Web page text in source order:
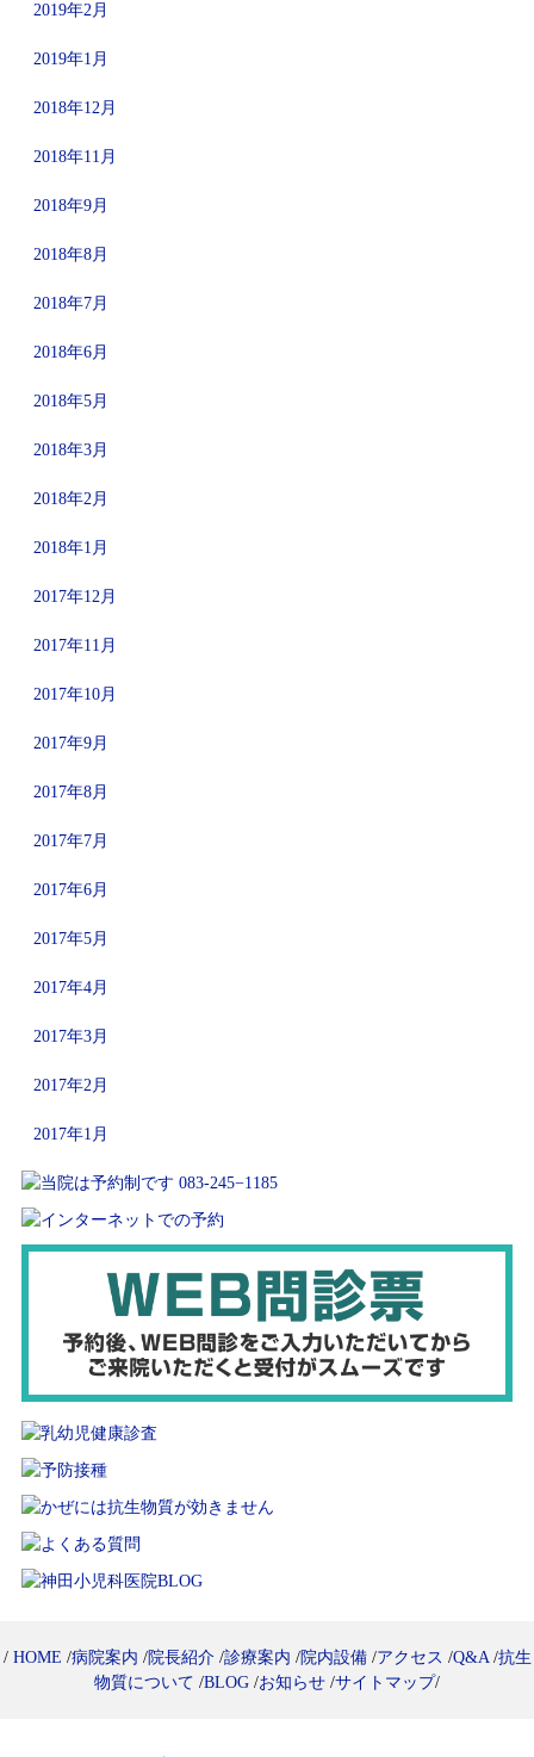
2019年2月
2019年1月
2018年12月
2018年11月
2018年9月
2018年8月
2018年7月
2018年6月
2018年5月
2018年3月
2018年2月
2018年1月
2017年12月
2017年11月
2017年10月
2017年9月
2017年8月
2017年7月
2017年6月
2017年5月
2017年4月
2017年3月
2017年2月
2017年1月
/ HOME /病院案内 /院長紹介/診療案内 /院内設備/アクセス /Q&A/抗生
物質について /BLOG /お知らせ /サイトマップ/